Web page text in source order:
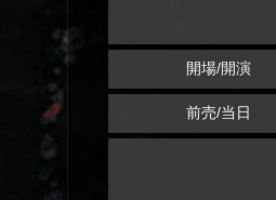
開場/開演
前売/当日